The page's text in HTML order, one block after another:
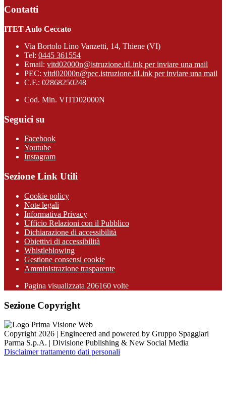
Contatti
ITET Aulo Ceccato
Via Bortolo Lino Vanzetti, 14, Thiene (VI)
Tel: 0445 361554
Email: vitd02000n@istruzione.itLink per inviare una mail
PEC: vitd02000n@pec.istruzione.itLink per inviare una mail
C.F.: 02868250248
Cod. Min. VITD02000N
Seguici su
Facebook
Youtube
Instagram
Sezione Link Utili
Cookie policy
Note legali
Informativa Privacy
Ufficio Relazioni con il Pubblico
Dichiarazione di accessibilità
Obiettivi di accessibilità
Whistleblowing
Gestione consensi cookie
Amministrazione trasparente
Pagina visualizzata 206160 volte
Sezione Copyright
Copyright 2026 | Engineered and powered by Gruppo Spaggiari
Parma S.p.A. | Divisione Publishing & New Social Media
Disclaimer trattamento dati personali